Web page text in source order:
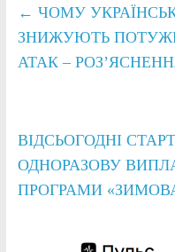
← ЧОМУ
ЗНИЖУЮТЬ
АТАК –
ВІДСЬОГОДНІ
ОДНОРАЗОВУ
ПРОГРАМИ